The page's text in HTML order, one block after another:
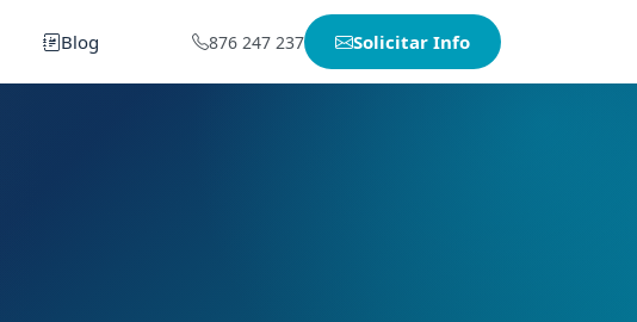
Blog 876 247 237 Solicitar Info